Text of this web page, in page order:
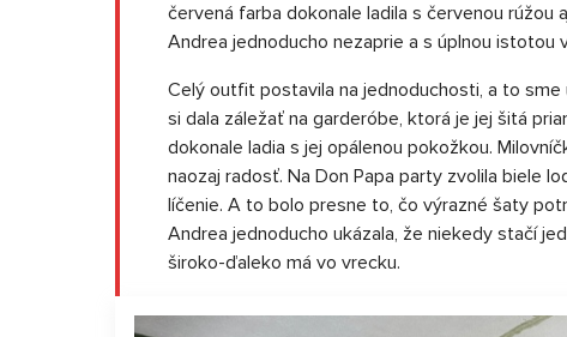
červená farba dokonale ladila s červenou rúžou
Andrea jednoducho nezaprie a s úplnou istotou
Celý outfit postavila na jednoduchosti, a to sme
si dala záležať na garderóbe, ktorá je jej šitá
dokonale ladia s jej opálenou pokožkou.
naozaj radosť. Na Don Papa party zvolila biele
líčenie. A to bolo presne to, čo výrazné šaty
Andrea jednoducho ukázala, že niekedy stačí
široko-ďaleko má vo vrecku.